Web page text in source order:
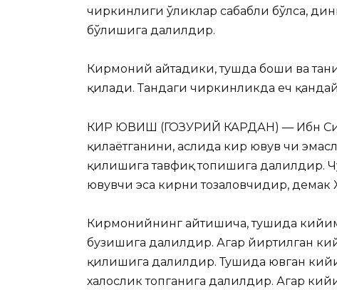
чиркинлиги ўликлар сабабли бўлса,
бўлишига далилдир.
Кирмоний айтадики, тушда боши ва
қилади. Тандаги чиркинликда ҳеч
КИР ЮВИШ (ГОЗУРИЙ КАРДАН) — Ибн
қилаётганини, аслида кир ювув чи
қилишига тавфиқ топишига далилдир.
ювувчи эса кирни тозаловчидир,
Кирмонийнинг айтишича, тушида
бузишига далилдир. Агар йиртилган
қилишига далилдир. Тушида ювган
халослик топганига далилдир. Агар